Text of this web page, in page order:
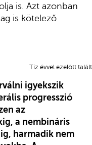
is. Azt azonban
is kötelező
Tíz évvel ezelőtt
igyekszik
progresszió
az
a nembináris
harmadik nem